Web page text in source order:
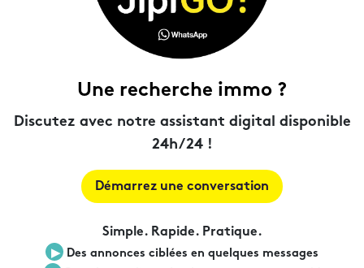
Une recherche immo ?
Discutez avec notre assistant digital disponible
24h/24 !
Démarrez une conversation
Simple. Rapide. Pratique.
▶︎
Des annonces ciblées en quelques messages